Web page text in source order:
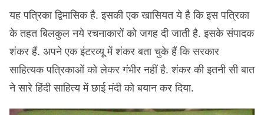
यह पत्रिका द्विमासिक है. इसकी एक खासियत ये है कि इस पत्रिका
के तहत बिलकुल नये रचनाकारों को जगह दी जाती है. इसके संपादक
शंकर हैं. अपने एक इंटरव्यू में शंकर बता चुके हैं कि सरकार
साहित्यक पत्रिकाओं को लेकर गंभीर नहीं है. शंकर की इतनी सी बात
ने सारे हिंदी साहित्य में छाई मंदी को बयान कर दिया.